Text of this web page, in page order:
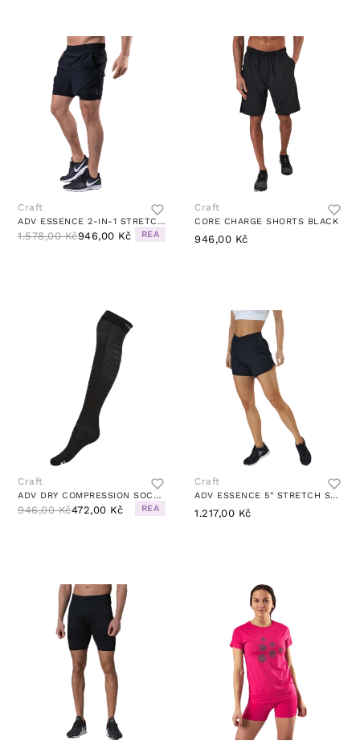
Craft
ADV ESSENCE 2-IN-1 STRETCH SHORTS BLACK
1.578,00 Kč946,00 Kč REA
Craft
CORE CHARGE SHORTS BLACK
946,00 Kč
Craft
ADV DRY COMPRESSION SOCK BLACK
946,00 Kč472,00 Kč REA
Craft
ADV ESSENCE 5" STRETCH SHORTS BLACK
1.217,00 Kč